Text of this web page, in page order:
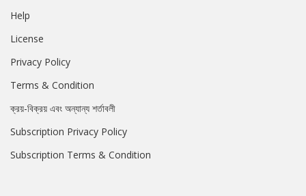
Help
License
Privacy Policy
Terms & Condition
ক্রয়-বিক্রয় এবং অন্যান্য শর্তাবলী
Subscription Privacy Policy
Subscription Terms & Condition